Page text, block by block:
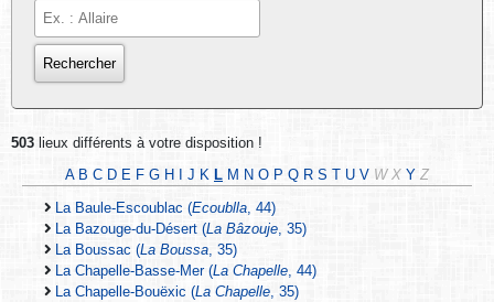
503 lieux différents à votre disposition !
A B C D E F G H J K L M N O P Q R S T U V W X Y Z
La Baule-Escoublac (Ecoublla, 44)
La Bazouge-du-Désert (La Bâzouje, 35)
La Boussac (La Boussa, 35)
La Chapelle-Basse-Mer (La Chapelle, 44)
La Chapelle-Bouëxic (La Chapelle, 35)